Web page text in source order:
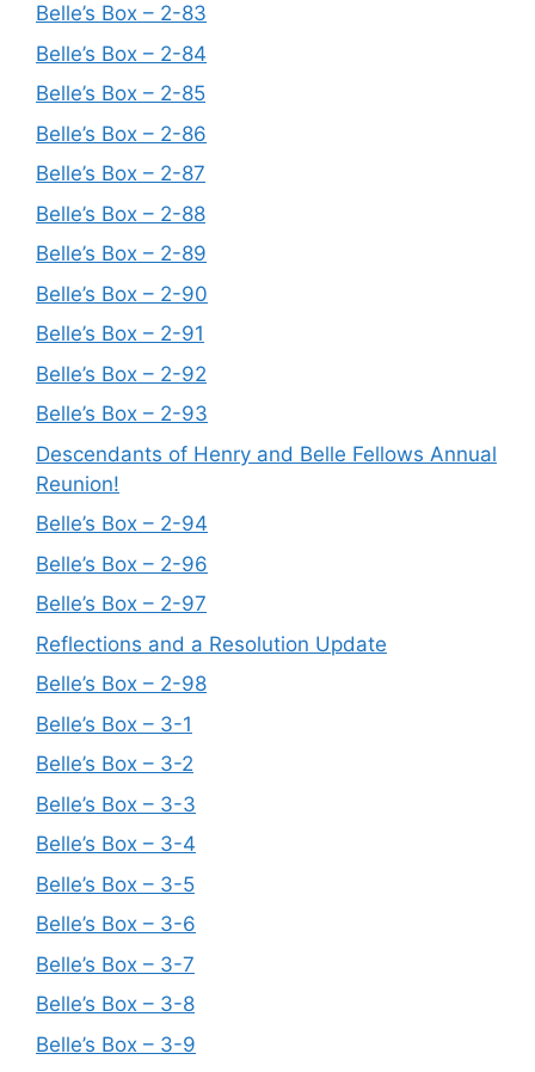
Belle’s Box – 2-83
Belle’s Box – 2-84
Belle’s Box – 2-85
Belle’s Box – 2-86
Belle’s Box – 2-87
Belle’s Box – 2-88
Belle’s Box – 2-89
Belle’s Box – 2-90
Belle’s Box – 2-91
Belle’s Box – 2-92
Belle’s Box – 2-93
Descendants of Henry and Belle Fellows Annual
Reunion!
Belle’s Box – 2-94
Belle’s Box – 2-96
Belle’s Box – 2-97
Reflections and a Resolution Update
Belle’s Box – 2-98
Belle’s Box – 3-1
Belle’s Box – 3-2
Belle’s Box – 3-3
Belle’s Box – 3-4
Belle’s Box – 3-5
Belle’s Box – 3-6
Belle’s Box – 3-7
Belle’s Box – 3-8
Belle’s Box – 3-9